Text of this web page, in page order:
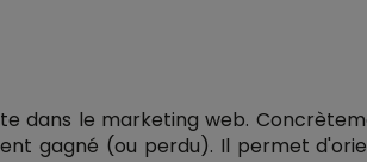
dans le marketing web.
gagné (ou perdu). Il permet